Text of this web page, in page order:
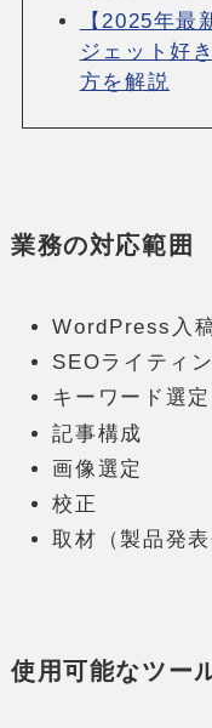
【2025年
ジェット好
方を解説
業務の対応範囲
WordPress入
SEOライティ
キーワード選定
記事構成
画像選定
校正
取材（製品発表
使用可能なツー